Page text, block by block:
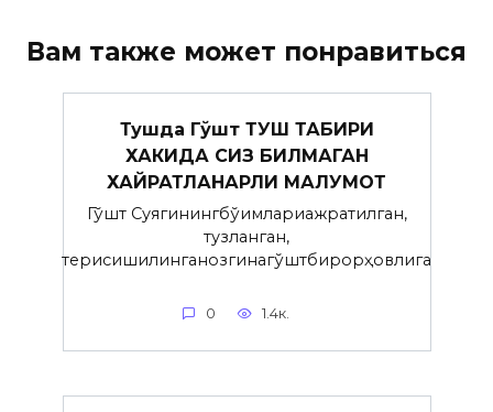
Вам также может понравиться
Тушда Гўшт ТУШ ТАБИРИ
ХАКИДА СИЗ БИЛМАГАН
ХАЙРАТЛАНАРЛИ МАЛУМОТ
Гўшт Суягинингбўғимлариажратилган,
тузланган,
терисишилинганозгинагўштбирорҳовлига
0 1.4к.